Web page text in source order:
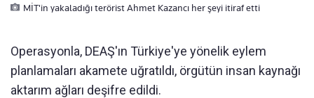
MİT'in yakaladığı terörist Ahmet Kazancı her şeyi itiraf etti
Operasyonla, DEAŞ'ın Türkiye'ye yönelik eylem
planlamaları akamete uğratıldı, örgütün insan kaynağı
aktarım ağları deşifre edildi.